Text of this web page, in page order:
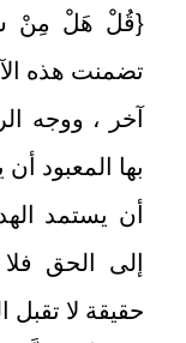
{قُلْ هَلْ مِنْ
تضمنت هذه
آخر ، ووجه
بها المعبود
أن يستمد
إلى الحق
حقيقة لا تقبل